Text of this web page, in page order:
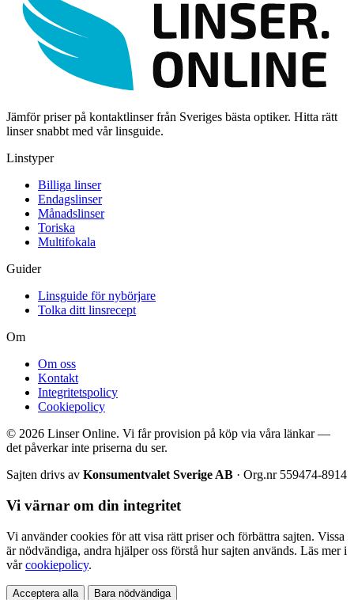
Jämför priser på kontaktlinser från Sveriges bästa optiker. Hitta rätt
linser snabbt med vår linsguide.
Linstyper
Billiga linser
Endagslinser
Månadslinser
Toriska
Multifokala
Guider
Linsguide för nybörjare
Tolka ditt linsrecept
Om
Om oss
Kontakt
Integritetspolicy
Cookiepolicy
© 2026 Linser Online. Vi får provision på köp via våra länkar —
det påverkar inte priserna du ser.
Sajten drivs av Konsumentvalet Sverige AB · Org.nr 559474-8914
Vi värnar om din integritet
Vi använder cookies för att visa rätt priser och förbättra sajten. Vissa
är nödvändiga, andra hjälper oss förstå hur sajten används. Läs mer i
vårcookiepolicy.
Acceptera alla Bara nödvändiga